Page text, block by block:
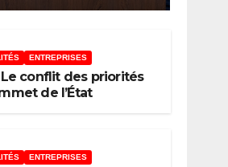
du bureau-
de
de
Partenariat
ENTREPRISES
Le conflit des priorités
de l’État
ENTREPRISES